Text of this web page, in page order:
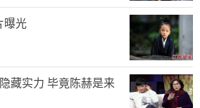
曝光
藏实力 毕竟陈赫是来